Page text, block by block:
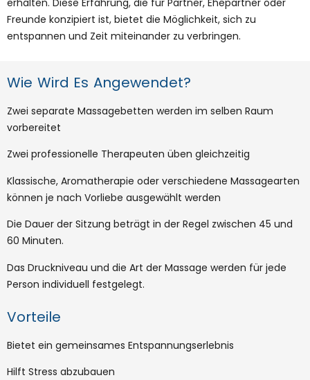
Freunde konzipiert ist, bietet die Möglichkeit, sich zu
entspannen und Zeit miteinander zu verbringen.
Wie Wird Es Angewendet?
Zwei separate Massagebetten werden im selben Raum
vorbereitet
Zwei professionelle Therapeuten üben gleichzeitig
Klassische, Aromatherapie oder verschiedene Massagearten
können je nach Vorliebe ausgewählt werden
Die Dauer der Sitzung beträgt in der Regel zwischen 45 und
60 Minuten.
Das Druckniveau und die Art der Massage werden für jede
Person individuell festgelegt.
Vorteile
Bietet ein gemeinsames Entspannungserlebnis
Hilft Stress abzubauen